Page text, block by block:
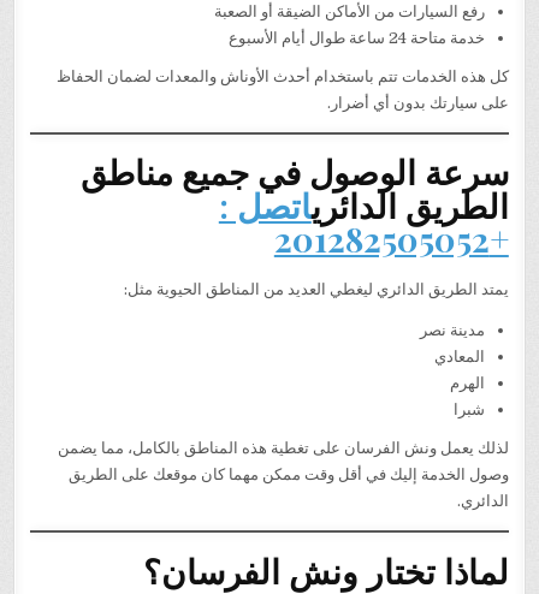
رفع السيارات من الأماكن الضيقة أو الصعبة
خدمة متاحة 24 ساعة طوال أيام الأسبوع
كل هذه الخدمات تتم باستخدام أحدث الأوناش والمعدات لضمان الحفاظ
على سيارتك بدون أي أضرار.
سرعة الوصول في جميع مناطق
الطريق الدائرياتصل :
+201282505052
يمتد الطريق الدائري ليغطي العديد من المناطق الحيوية مثل:
مدينة نصر
المعادي
الهرم
شبرا
لذلك يعمل ونش الفرسان على تغطية هذه المناطق بالكامل، مما يضمن
وصول الخدمة إليك في أقل وقت ممكن مهما كان موقعك على الطريق
الدائري.
لماذا تختار ونش الفرسان؟